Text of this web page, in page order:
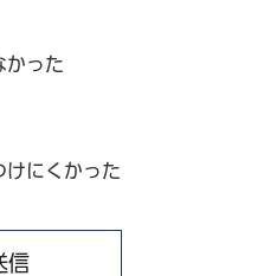
かった
けにくかった